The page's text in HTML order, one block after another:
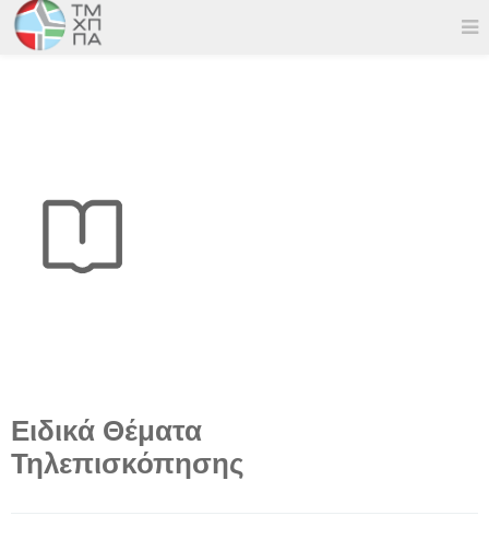
Ειδικά Θέματα
Τηλεπισκόπησης